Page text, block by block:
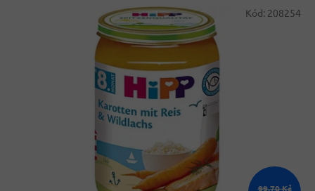
99,70 Kč
Kód: 208254